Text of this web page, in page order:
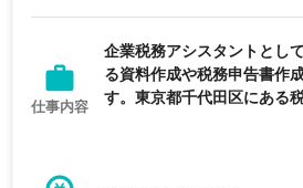
仕事内容
企業税務アシスタントとし
る資料作成や税務申告書作
す。東京都千代田区にある